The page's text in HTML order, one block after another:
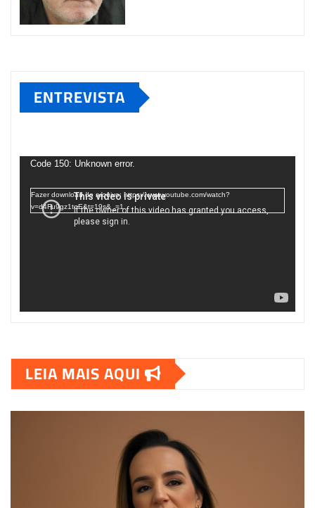
ENTREVISTA
deCode 150: Unknown error.
Fazer download do arquivo: https://www.youtube.com/watch?
v=d4Fu9gz1tqE&t=19s&_=1
LEIA MAIS AQUI